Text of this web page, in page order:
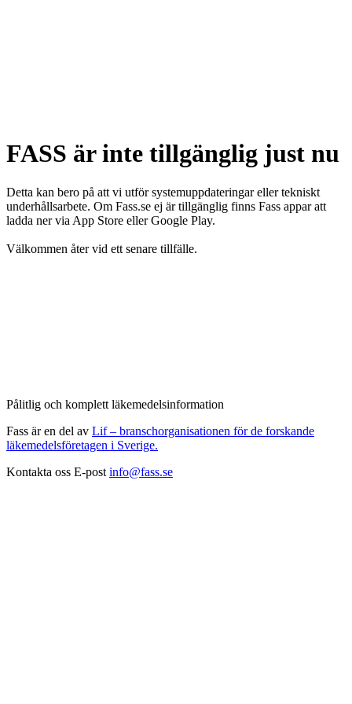
FASS är inte tillgänglig just nu
Detta kan bero på att vi utför systemuppdateringar eller tekniskt
underhållsarbete. Om Fass.se ej är tillgänglig finns Fass appar att
ladda ner via App Store eller Google Play.
Välkommen åter vid ett senare tillfälle.
Pålitlig och komplett läkemedelsinformation
Fass är en del av Lif – branschorganisationen för de forskande
läkemedelsföretagen i Sverige.
Kontakta oss E-post info@fass.se